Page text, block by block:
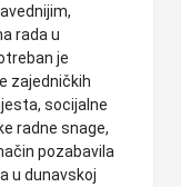
rada u
je
zajedničkih
socijalne
radne snage,
pozabavila
u dunavskoj